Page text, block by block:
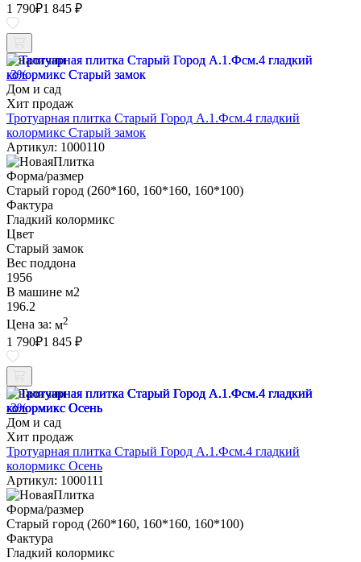
1 790₽1 845 ₽
В наличии
-3%
Дом и сад
Хит продаж
Тротуарная плитка Старый Город А.1.Фсм.4 гладкий
колормикс Старый замок
Артикул: 1000110
Форма/размер
Старый город (260*160, 160*160, 160*100)
Фактура
Гладкий колормикс
Цвет
Старый замок
Вес поддона
1956
В машине м2
196.2
Цена за: м2
1 790₽1 845 ₽
В наличии
-3%
Дом и сад
Хит продаж
Тротуарная плитка Старый Город А.1.Фсм.4 гладкий
колормикс Осень
Артикул: 1000111
Форма/размер
Старый город (260*160, 160*160, 160*100)
Фактура
Гладкий колормикс